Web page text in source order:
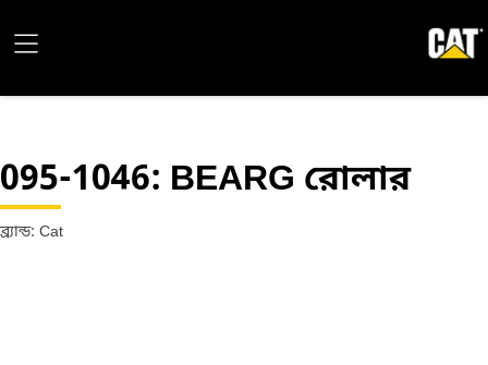
095-1046: BEARG রোলার
ব্র্যান্ড: Cat